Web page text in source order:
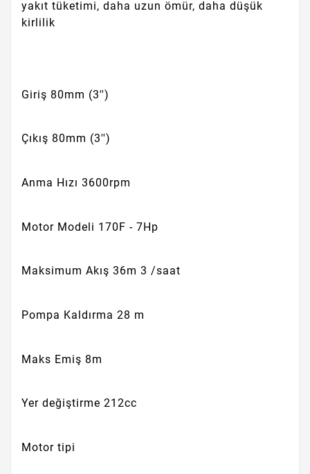
yakıt tüketimi, daha uzun ömür, daha düşük
kirlilik
Giriş 80mm (3'')
Çıkış 80mm (3'')
Anma Hızı 3600rpm
Motor Modeli 170F - 7Hp
Maksimum Akış 36m 3 /saat
Pompa Kaldırma 28 m
Maks Emiş 8m
Yer değiştirme 212cc
Motor tipi